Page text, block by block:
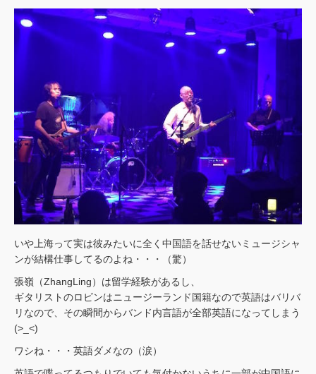
いや上海って実は彼みたいに全く中国語を話せないミュージシャ
ンが結構仕事してるのよね・・・（驚）
張嶺（ZhangLing）は留学経験があるし、
ギタリストのロビンはニュージーランド国籍なので英語はバリバ
リなので、その瞬間からバンド内言語が全部英語になってしまう
(>_<)
ワシね・・・英語ダメなの（涙）